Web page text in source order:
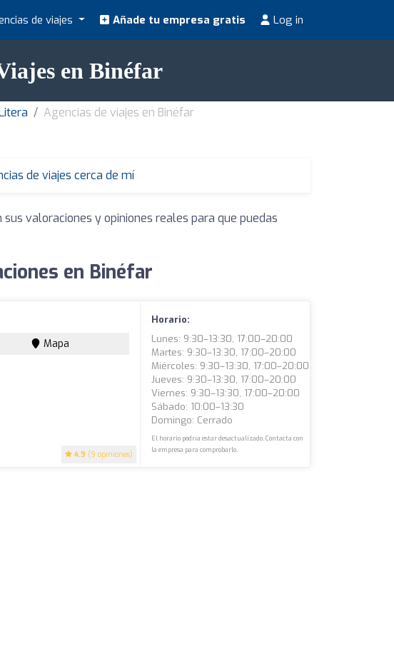
de viajes Añade tu empresa gratis Log in
en Binéfar
Agencias de viajes en Binéfar
de viajes cerca de mí
valoraciones y opiniones reales para que puedas
en Binéfar
4.9 (9 opiniones)
Mapa
Horario:
Lunes: 9:30–13:30, 17:00–20:00
Martes: 9:30–13:30, 17:00–20:00
Miércoles: 9:30–13:30, 17:00–20:00
Jueves: 9:30–13:30, 17:00–20:00
Viernes: 9:30–13:30, 17:00–20:00
Sábado: 10:00–13:30
Domingo: Cerrado
El horario podría estar desactualizado. Contacta con
la empresa para comprobarlo.